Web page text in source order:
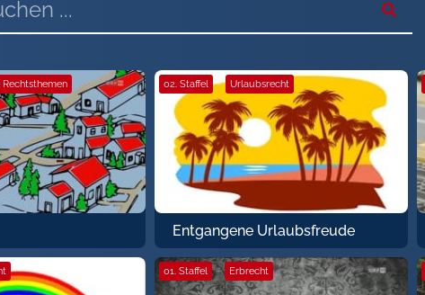
02. Staffel · Urlaubsrecht
Entgangene Urlaubsfreude
01. Staffel · Erbrecht